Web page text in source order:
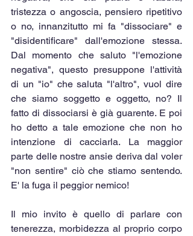
tristezza o angoscia, pensiero ripetitivo
o no, innanzitutto mi fa "dissociare" e
"disidentificare" dall'emozione stessa.
Dal momento che saluto "l'emozione
negativa", questo presuppone l'attività
di un "io" che saluta "l'altro", vuol dire
che siamo soggetto e oggetto, no? Il
fatto di dissociarsi è già guarente. E poi
ho detto a tale emozione che non ho
intenzione di cacciarla. La maggior
parte delle nostre ansie deriva dal voler
"non sentire" ciò che stiamo sentendo.
E' la fuga il peggior nemico!
Il mio invito è quello di parlare con
tenerezza, morbidezza al proprio corpo